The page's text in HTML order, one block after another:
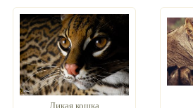
Дикая кошка